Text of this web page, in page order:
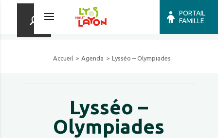
PORTAIL
FAMILLE
Accueil Agenda Lysséo – Olympiades
Lysséo –
Olympiades